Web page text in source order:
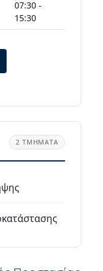
07:30 -
15:30
2 ΤΜΗΜΑΤΑ